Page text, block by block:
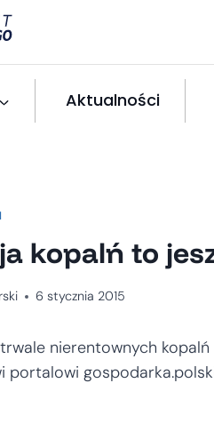
Aktualności
kopalń to
6 stycznia 2015
nierentownych
portalowi